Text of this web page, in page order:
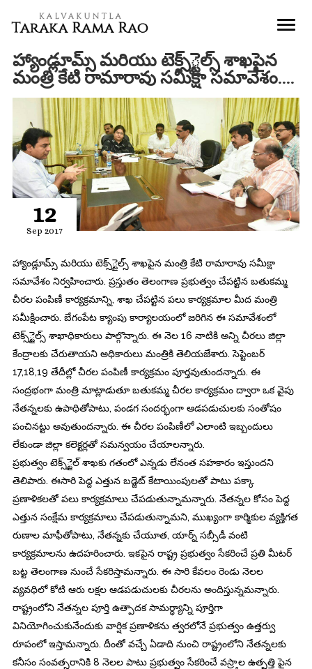
హ్యాండ్లూమ్స్ మరియు టెక్స్్టైల్స్ శాఖపైన
మంత్రి కేటి రామారావు సమీక్షా సమావేశం….
12
Sep 2017
హ్యాండ్లూమ్స్ మరియు టెక్స్్టైల్స్ శాఖపైన మంత్రి కేటి రామారావు సమీక్షా
సమావేశం నిర్వహించారు. ప్రస్తుతం తెలంగాణ ప్రభుత్వం చేపట్టిన బతుకమ్మ
చీరల పంపిణీ కార్యక్రమాన్ని, శాఖ చేపట్టిన పలు కార్యక్రమాల మీద మంత్రి
సమీక్షించారు. బేగంపేట క్యాంపు కార్యాలయంలో జరిగిన ఈ సమావేశంలో
టెక్స్్టైల్స్ శాఖాధికారులు పాల్గొన్నారు. ఈ నెల 16 నాటికి అన్ని చీరలు జిల్లా
కేంద్రాలకు చేరుతాయని అధికారులు మంత్రికి తెలియజేశారు. సెప్టెంబర్
17,18,19 తేదీల్లో చీరల పంపిణీ కార్యక్రమం పూర్తవుతుందన్నారు. ఈ
సంద్రభంగా మంత్రి మాట్లాడుతూ బతుకమ్మ చీరల కార్యక్రమం ద్వారా ఒక వైపు
నేతన్నలకు ఉపాధితోపాటు, పండగ సందర్భంగా ఆడపడుచులకు సంతోషం
పంచినట్టు అవుతుందన్నారు. ఈ చీరల పంపిణీలో ఎలాంటి ఇబ్బందులు
లేకుండా జిల్లా కలెక్టర్లతో సమన్వయం చేయాలన్నారు.
ప్రభుత్వం టెక్స్్టైల్ శాఖకు గతంలో ఎన్నడు లేనంత సహకారం ఇస్తుందని
తెలిపారు. ఈసారి పెద్ద ఎత్తున బడ్జెట్ కేటాయింపులతో పాటు పక్కా
ప్రణాళికలతో పలు కార్యక్రమాలు చేపడుతున్నామన్నారు. నేతన్నల కోసం పెద్ద
ఎత్తున సంక్షేమ కార్యక్రమాలు చేపడుతున్నామని, ముఖ్యంగా కార్మికుల వ్యక్తిగత
రుణాల మాఫీతోపాటు, నేతన్నకు చేయూత, యార్న్ సబ్సీడీ వంటి
కార్యక్రమాలను ఉదహరించారు. ఇకపైన రాష్ట్ర ప్రభుత్వం సేకరించే ప్రతి మీటర్
బట్ట తెలంగాణ నుంచే సేకరిస్తామన్నారు. ఈ సారి కేవలం రెండు నెలల
వ్యవధిలో కోటి ఆరు లక్షల ఆడపడుచులకు చీరలను అందిస్తున్నమన్నారు.
రాష్ట్రంలోని నేతన్నల పూర్తి ఉత్పాదక సామర్ధ్యాన్ని పూర్తిగా
వినియోగించుకునేందుకు వార్షిక ప్రణాళికను త్వరలోనే ప్రభుత్వం ఉత్తర్వు
రూపంలో ఇస్తామన్నారు. దీంతో వచ్చే ఏడాది నుంచి రాష్ట్రంలోని నేతన్నలకు
కనీసం సంవత్సరానికి 8 నెలల పాటు ప్రభుత్వం సేకరించే వస్ర్తాల ఉత్పత్తి పైన